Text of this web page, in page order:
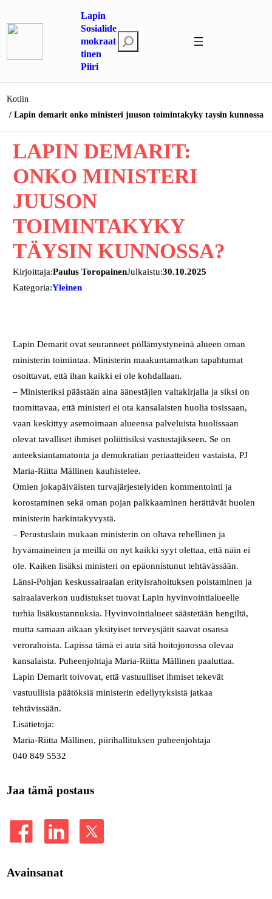
sisältöön
Lapin
Sosialide
mokraat
tinen
Piiri
t
i
Kotiin
Lapin demarit onko ministeri juuson toimintakyky taysin kunnossa
LAPIN DEMARIT:
ONKO MINISTERI
JUUSON
TOIMINTAKYKY
TÄYSIN KUNNOSSA?
Kirjoittaja:Paulus ToropainenJulkaistu:30.10.2025
Kategoria:Yleinen
Lapin Demarit ovat seuranneet pöllämystyneinä alueen oman
ministerin toimintaa. Ministerin maakuntamatkan tapahtumat
osoittavat, että ihan kaikki ei ole kohdallaan.
– Ministeriksi päästään aina äänestäjien valtakirjalla ja siksi on
tuomittavaa, että ministeri ei ota kansalaisten huolia tosissaan,
vaan keskittyy asemoimaan alueensa palveluista huolissaan
olevat tavalliset ihmiset poliittisiksi vastustajikseen. Se on
anteeksiantamatonta ja demokratian periaatteiden vastaista, PJ
Maria-Riitta Mällinen kauhistelee.
Omien jokapäiväisten turvajärjestelyiden kommentointi ja
korostaminen sekä oman pojan palkkaaminen herättävät huolen
ministerin harkintakyvystä.
– Perustuslain mukaan ministerin on oltava rehellinen ja
hyvämaineinen ja meillä on nyt kaikki syyt olettaa, että näin ei
ole. Kaiken lisäksi ministeri on epäonnistunut tehtävässään.
Länsi-Pohjan keskussairaalan erityisrahoituksen poistaminen ja
sairaalaverkon uudistukset tuovat Lapin hyvinvointialueelle
turhia lisäkustannuksia. Hyvinvointialueet säästetään hengiltä,
mutta samaan aikaan yksityiset terveysjätit saavat osansa
verorahoista. Lapissa tämä ei auta sitä hoitojonossa olevaa
kansalaista. Puheenjohtaja Maria-Riitta Mällinen paaluttaa.
Lapin Demarit toivovat, että vastuulliset ihmiset tekevät
vastuullisia päätöksiä ministerin edellytyksistä jatkaa
tehtävissään.
Lisätietoja:
Maria-Riitta Mällinen, piirihallituksen puheenjohtaja
040 849 5532
Jaa tämä postaus
Avainsanat